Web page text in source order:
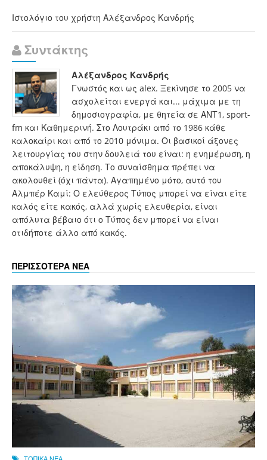
Ιστολόγιο του χρήστη Αλέξανδρος Κανδρής
Συντάκτης
Αλέξανδρος Κανδρής
Γνωστός και ως alex. Ξεκίνησε το 2005 να
ασχολείται ενεργά και... μάχιμα με τη
δημοσιογραφία, με θητεία σε ΑΝΤ1, sport-
fm και Καθημερινή. Στο Λουτράκι από το 1986 κάθε
καλοκαίρι και από το 2010 μόνιμα. Οι βασικοί άξονες
λειτουργίας του στην δουλειά του είναι: η ενημέρωση, η
αποκάλυψη, η είδηση. Το συναίσθημα πρέπει να
ακολουθεί (όχι πάντα). Αγαπημένο μότο, αυτό του
Αλμπέρ Καμί: Ο ελεύθερος Τύπος μπορεί να είναι είτε
καλός είτε κακός, αλλά χωρίς ελευθερία, είναι
απόλυτα βέβαιο ότι ο Τύπος δεν μπορεί να είναι
οτιδήποτε άλλο από κακός.
ΠΕΡΙΣΣΟΤΕΡΑ ΝΕΑ